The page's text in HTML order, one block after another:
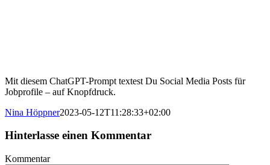
Mit diesem ChatGPT-Prompt textest Du Social Media Posts für
Jobprofile – auf Knopfdruck.
Nina Höppner2023-05-12T11:28:33+02:00
Hinterlasse einen Kommentar
Kommentar